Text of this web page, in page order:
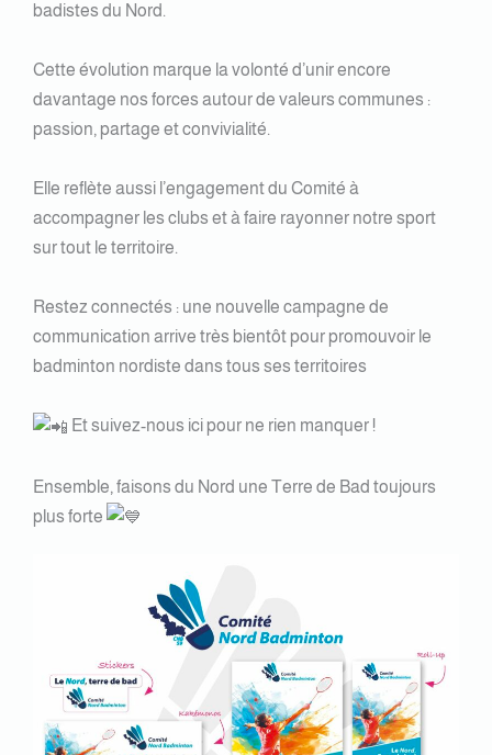
badistes du Nord.
Cette évolution marque la volonté d’unir encore
davantage nos forces autour de valeurs communes :
passion, partage et convivialité.
Elle reflète aussi l’engagement du Comité à
accompagner les clubs et à faire rayonner notre sport
sur tout le territoire.
Restez connectés : une nouvelle campagne de
communication arrive très bientôt pour promouvoir le
badminton nordiste dans tous ses territoires
Et suivez-nous ici pour ne rien manquer !
Ensemble, faisons du Nord une Terre de Bad toujours
plus forte